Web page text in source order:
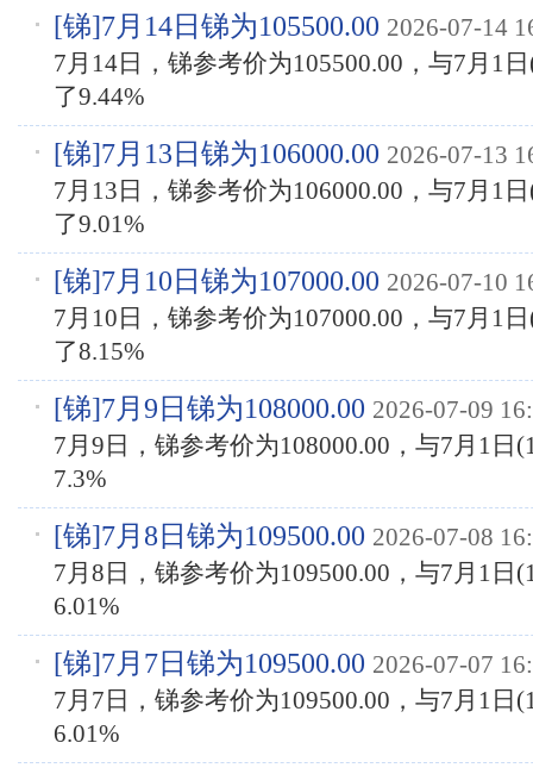
[锑]7月14日锑为105500.00 2026-07-14
7月14日，锑参考价为105500.00，与7月1
了9.44%
[锑]7月13日锑为106000.00 2026-07-13
7月13日，锑参考价为106000.00，与7月1
了9.01%
[锑]7月10日锑为107000.00 2026-07-10
7月10日，锑参考价为107000.00，与7月1
了8.15%
[锑]7月9日锑为108000.00 2026-07-09
7月9日，锑参考价为108000.00，与7月1日
7.3%
[锑]7月8日锑为109500.00 2026-07-08
7月8日，锑参考价为109500.00，与7月1日
6.01%
[锑]7月7日锑为109500.00 2026-07-07
7月7日，锑参考价为109500.00，与7月1日
6.01%